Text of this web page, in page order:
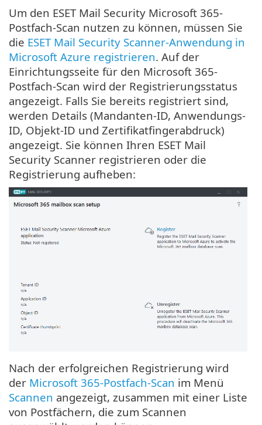
Um den ESET Mail Security Microsoft 365-
Postfach-Scan nutzen zu können, müssen Sie
die ESET Mail Security Scanner-Anwendung in
Microsoft Azure registrieren. Auf der
Einrichtungsseite für den Microsoft 365-
Postfach-Scan wird der Registrierungsstatus
angezeigt. Falls Sie bereits registriert sind,
werden Details (Mandanten-ID, Anwendungs-
ID, Objekt-ID und Zertifikatfingerabdruck)
angezeigt. Sie können Ihren ESET Mail
Security Scanner registrieren oder die
Registrierung aufheben:
Nach der erfolgreichen Registrierung wird
der Microsoft 365-Postfach-Scan im Menü
Scannen angezeigt, zusammen mit einer Liste
von Postfächern, die zum Scannen